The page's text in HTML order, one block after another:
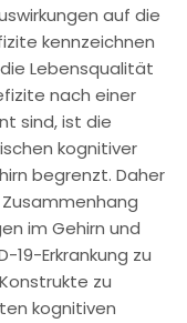
auf die
kennzeichnen
Lebensqualität
nach einer
sind, ist die
kognitiver
begrenzt. Daher
im Gehirn und
19-Erkrankung zu
zu
kognitiven